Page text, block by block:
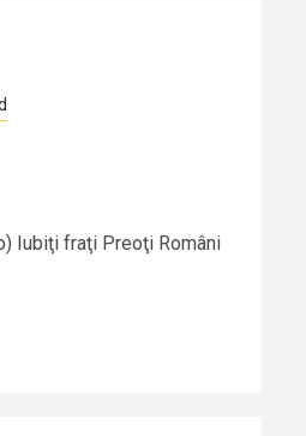
Iubiţi fraţi Preoţi Români